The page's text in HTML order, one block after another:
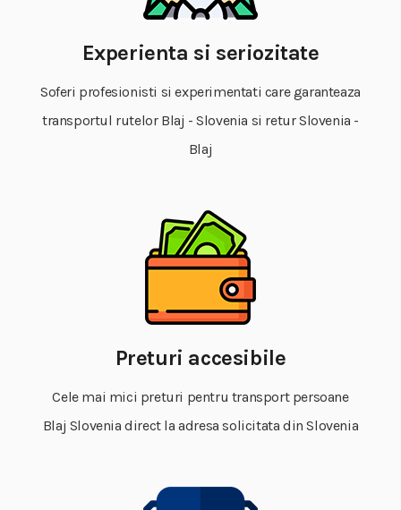
Experienta si seriozitate
Soferi profesionisti si experimentati care garanteaza
transportul rutelor Blaj - Slovenia si retur Slovenia -
Blaj
Preturi accesibile
Cele mai mici preturi pentru transport persoane
Blaj Slovenia direct la adresa solicitata din Slovenia